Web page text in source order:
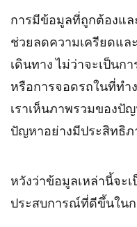
การมีข้อมูลที่ถูกต้องแล
ช่วยลดความเครียดแล
เดินทาง ไม่ว่าจะเป็นก
หรือการจอดรถในที่ทำ
เราเห็นภาพรวมของปั
ปัญหาอย่างมีประสิทธิภ
หวังว่าข้อมูลเหล่านี้จะ
ประสบการณ์ที่ดีขึ้นใน